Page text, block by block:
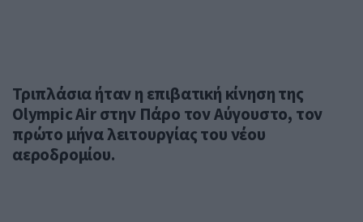
Τριπλάσια ήταν η επιβατική κίνηση της
Olympic Air στην Πάρο τον Αύγουστο, τον
πρώτο μήνα λειτουργίας του νέου
αεροδρομίου.